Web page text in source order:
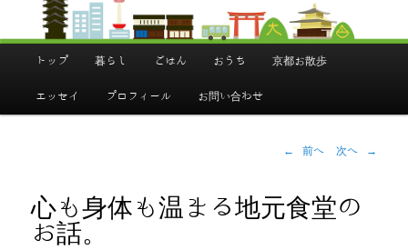
ー
トップ 暮らし ごはん おうち 京都お散歩
エッセイ プロフィール お問い合わせ
稿
ー
シ
← 前へ 次へ →
心も身体も温まる地元食堂の
お話。